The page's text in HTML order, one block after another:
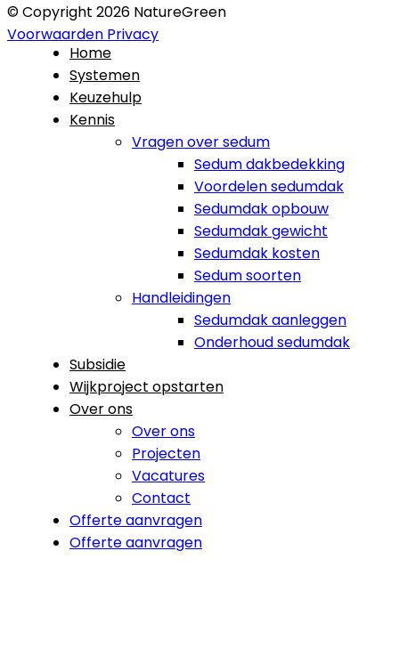
© Copyright 2026 NatureGreen
Voorwaarden Privacy
Home
Systemen
Keuzehulp
Kennis
Vragen over sedum
Sedum dakbedekking
Voordelen sedumdak
Sedumdak opbouw
Sedumdak gewicht
Sedumdak kosten
Sedum soorten
Handleidingen
Sedumdak aanleggen
Onderhoud sedumdak
Subsidie
Wijkproject opstarten
Over ons
Over ons
Projecten
Vacatures
Contact
Offerte aanvragen
Offerte aanvragen